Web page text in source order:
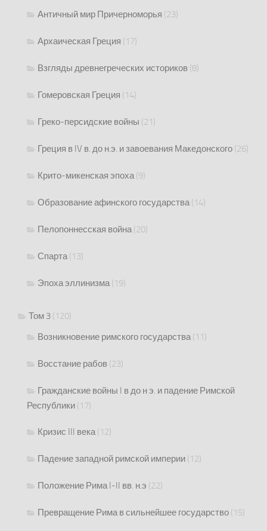
Античный мир Причерноморья (23)
Архаическая Греция (17)
Взгляды древнегреческих историков (8)
Гомеровская Греция (14)
Греко-персидские войны (21)
Греция в IV в. до н.э. и завоевания Македонского (26)
Крито-микенская эпоха(9)
Образование афинского государства(14)
Пелопоннесская война(20)
Спарта(13)
Эпоха эллинизма(19)
Том 3 (120)
Возникновение римского государства(11)
Восстание рабов (23)
Гражданские войны I в до н э. и падение Римской
Республики (17)
Кризис III века(12)
Падение западной римской империи (12)
Положение Рима I-II вв. н.э (22)
Превращение Рима в сильнейшее государство (15)